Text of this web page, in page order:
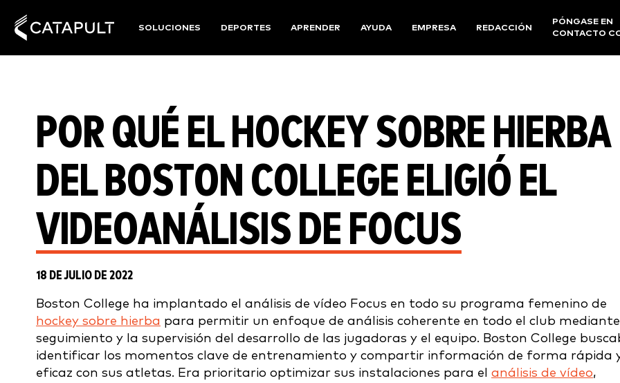
SOLUCIONES DEPORTES APRENDER AYUDA EMPRESA REDACCIÓN
PÓNGASE EN
CONTACTO
POR QUÉ EL HOCKEY SOBRE HIERBA
DEL BOSTON COLLEGE ELIGIÓ EL
VIDEOANÁLISIS DE FOCUS
18 DE JULIO DE 2022
Boston College ha implantado el análisis de vídeo Focus en todo su programa femenino de
hockey sobre hierba para permitir un enfoque de análisis coherente en todo el club mediante
seguimiento y la supervisión del desarrollo de las jugadoras y el equipo. Boston College
identificar los momentos clave de entrenamiento y compartir información de forma rápida
eficaz con sus atletas. Era prioritario optimizar sus instalaciones para el análisis de vídeo,